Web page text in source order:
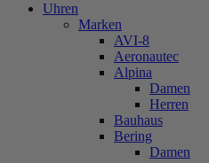
Uhren
Marken
AVI-8
Aeronautec
Alpina
Damen
Herren
Bauhaus
Bering
Damen